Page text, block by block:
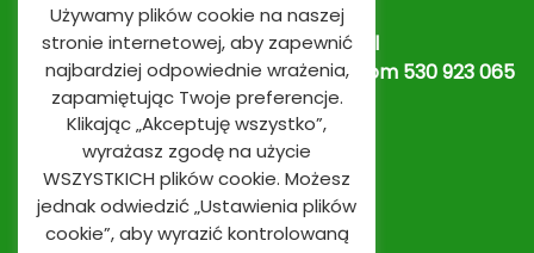
Adres e-mail:spobrowo@spobrowo.pl
Nr telefonu / fax:(56) 674 70 30 tel. kom 530 923 065
530 923 839Oddziały przedszkolne
Używamy plików cookie na naszej
stronie internetowej, aby zapewnić
najbardziej odpowiednie wrażenia,
zapamiętując Twoje preferencje.
Klikając „Akceptuję wszystko”,
wyrażasz zgodę na użycie
WSZYSTKICH plików cookie. Możesz
jednak odwiedzić „Ustawienia plików
cookie”, aby wyrazić kontrolowaną